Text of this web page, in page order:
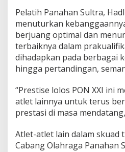
k
e
t
P
O
N
X
I
A
c
e
-
S
Pelatih Panahan Sultra,
menuturkan
berjuang optimal dan
terbaiknya dalam
dihadapkan pada berbagai
hingga pertandingan,
“Prestise lolos PON XXI ini
atlet lainnya untuk terus
prestasi di masa
Atlet-atlet lain dalam skuad
Cabang Olahraga Panahan